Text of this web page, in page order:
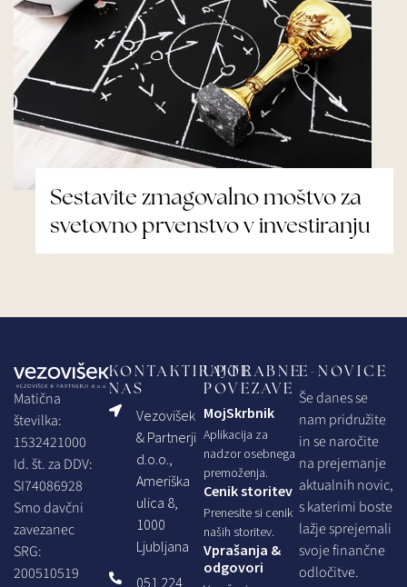
Sestavite zmagovalno moštvo za
svetovno prvenstvo v investiranju
Matična
številka:
1532421000
Id. št. za DDV:
SI74086928
Smo davčni
zavezanec
SRG:
200510519
KONTAKTIRAJTE
NAS
Vezovišek
& Partnerji
d.o.o.,
Ameriška
ulica 8,
1000
Ljubljana
051 224
UPORABNE
POVEZAVE
MojSkrbnik
Aplikacija za
nadzor osebnega
premoženja.
Cenik storitev
Prenesite si cenik
naših storitev.
Vprašanja &
odgovori
E-NOVICE
Še danes se
nam pridružite
in se naročite
na prejemanje
aktualnih novic,
s katerimi boste
lažje sprejemali
svoje finančne
odločitve.